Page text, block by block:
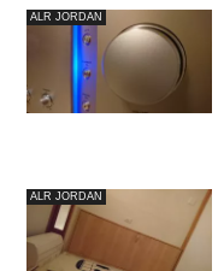
ALR JORDAN
ALR JORDAN